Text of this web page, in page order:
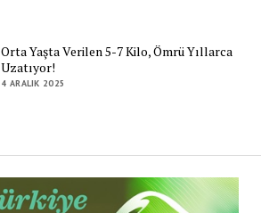
Orta Yaşta Verilen 5-7 Kilo, Ömrü Yıllarca
Uzatıyor!
4 ARALIK 2025